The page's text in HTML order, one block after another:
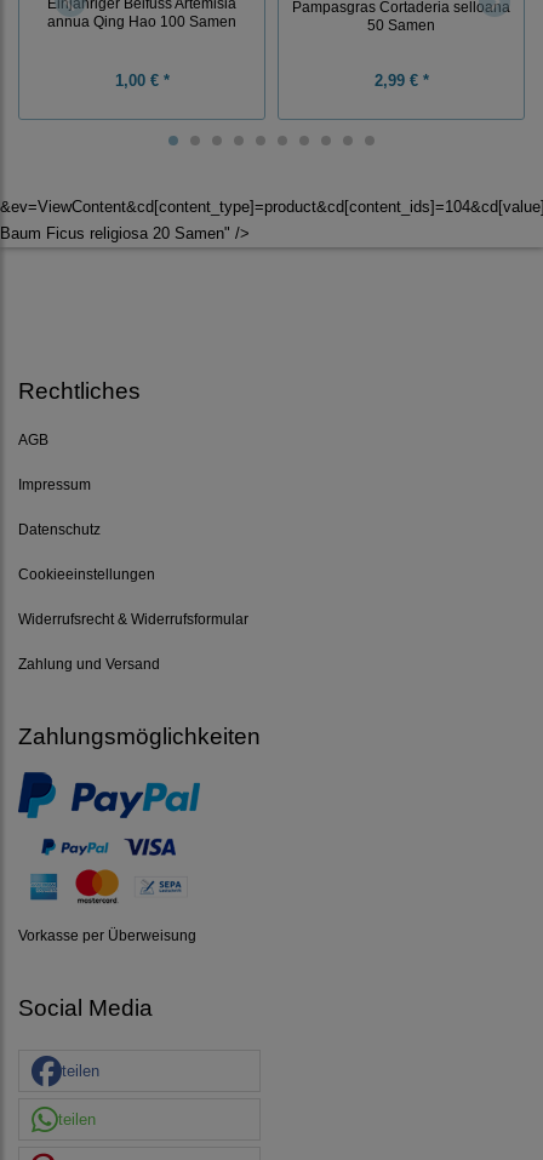
Einjähriger Beifuss Artemisia
annua Qing Hao 100 Samen
1,00 € *
Pampasgras Cortaderia selloana
50 Samen
2,99 € *
Baum Ficus religiosa 20 Samen" />
Rechtliches
AGB
Impressum
Datenschutz
Cookieeinstellungen
Widerrufsrecht & Widerrufsformular
Zahlung und Versand
Zahlungsmöglichkeiten
Vorkasse per Überweisung
Social Media
teilen
teilen